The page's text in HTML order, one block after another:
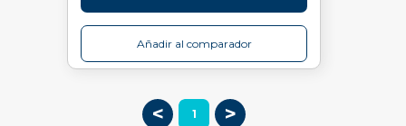
Añadir al comparador
< 1 >